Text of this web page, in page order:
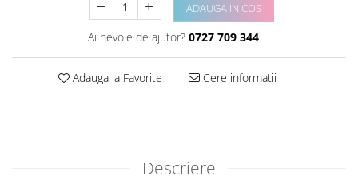
ADAUGA IN COS
Ai nevoie de ajutor? 0727 709 344
Adauga la Favorite Cere informatii
Descriere